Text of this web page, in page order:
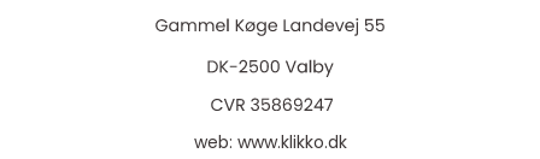
web: www.klikko.dk